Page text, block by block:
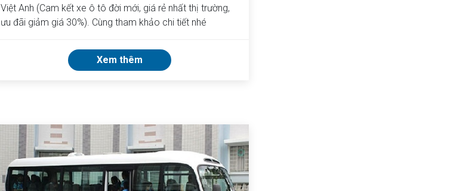
Việt Anh (Cam kết xe ô tô đời mới, giá rẻ nhất thị trường,
ưu đãi giảm giá 30%). Cùng tham khảo chi tiết nhé
Xem thêm